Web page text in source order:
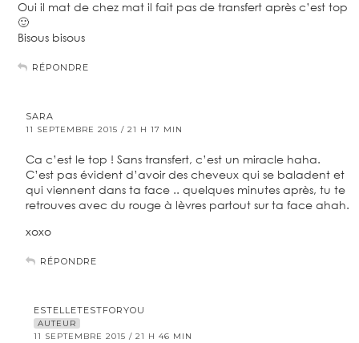
Oui il mat de chez mat il fait pas de transfert après c’est top
🙂
Bisous bisous
RÉPONDRE
SARA
11 SEPTEMBRE 2015 / 21 H 17 MIN
Ca c’est le top ! Sans transfert, c’est un miracle haha.
C’est pas évident d’avoir des cheveux qui se baladent et
qui viennent dans ta face .. quelques minutes après, tu te
retrouves avec du rouge à lèvres partout sur ta face ahah.
xoxo
RÉPONDRE
ESTELLETESTFORYOU
AUTEUR
11 SEPTEMBRE 2015 / 21 H 46 MIN